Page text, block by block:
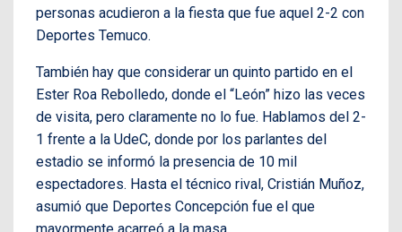
personas acudieron a la fiesta que fue aquel 2-2 con
Deportes Temuco.
También hay que considerar un quinto partido en el
Ester Roa Rebolledo, donde el “León” hizo las veces
de visita, pero claramente no lo fue. Hablamos del 2-
1 frente a la UdeC, donde por los parlantes del
estadio se informó la presencia de 10 mil
espectadores. Hasta el técnico rival, Cristián Muñoz,
asumió que Deportes Concepción fue el que